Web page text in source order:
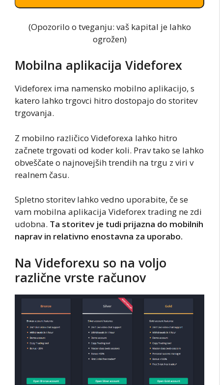
(Opozorilo o tveganju: vaš kapital je lahko
ogrožen)
Mobilna aplikacija Videforex
Videforex ima namensko mobilno aplikacijo, s
katero lahko trgovci hitro dostopajo do storitev
trgovanja.
Z mobilno različico Videforexa lahko hitro
začnete trgovati od koder koli. Prav tako se lahko
obveščate o najnovejših trendih na trgu z viri v
realnem času.
Spletno storitev lahko vedno uporabite, če se
vam mobilna aplikacija Videforex trading ne zdi
udobna. Ta storitev je tudi prijazna do mobilnih
naprav in relativno enostavna za uporabo.
Na Videforexu so na voljo
različne vrste računov